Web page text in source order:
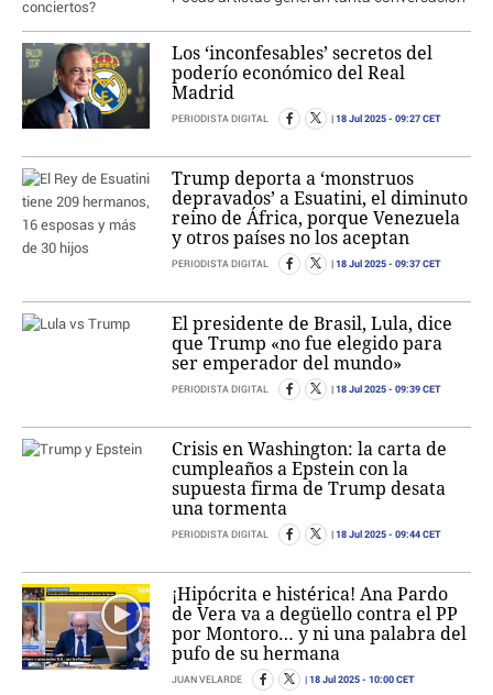
Los ‘inconfesables’ secretos del
poderío económico del Real
Madrid
PERIODISTA DIGITAL 18 Jul 2025 - 09:27 CET
Trump deporta a ‘monstruos
depravados’ a Esuatini, el diminuto
reino de África, porque Venezuela
y otros países no los aceptan
PERIODISTA DIGITAL 18 Jul 2025 - 09:37 CET
El presidente de Brasil, Lula, dice
que Trump «no fue elegido para
ser emperador del mundo»
PERIODISTA DIGITAL 18 Jul 2025 - 09:39 CET
Crisis en Washington: la carta de
cumpleaños a Epstein con la
supuesta firma de Trump desata
una tormenta
PERIODISTA DIGITAL 18 Jul 2025 - 09:44 CET
¡Hipócrita e histérica! Ana Pardo
de Vera va a degüello contra el PP
por Montoro… y ni una palabra del
pufo de su hermana
JUAN VELARDE 18 Jul 2025 - 10:00 CET